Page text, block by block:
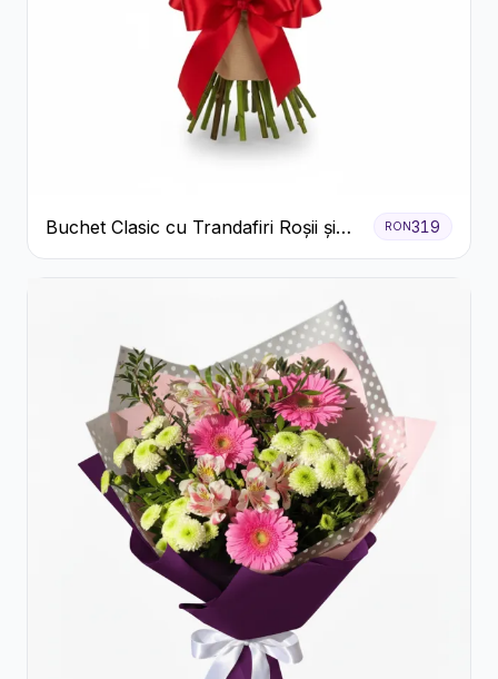
Buchet Clasic cu Trandafiri Roșii și
Gypsophila
RON319